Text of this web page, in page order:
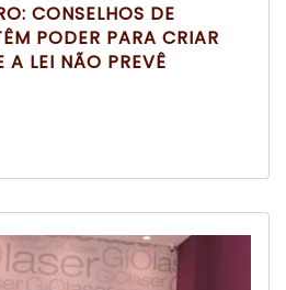
CONSELHOS DE
PODER PARA CRIAR
A LEI NÃO PREVÊ